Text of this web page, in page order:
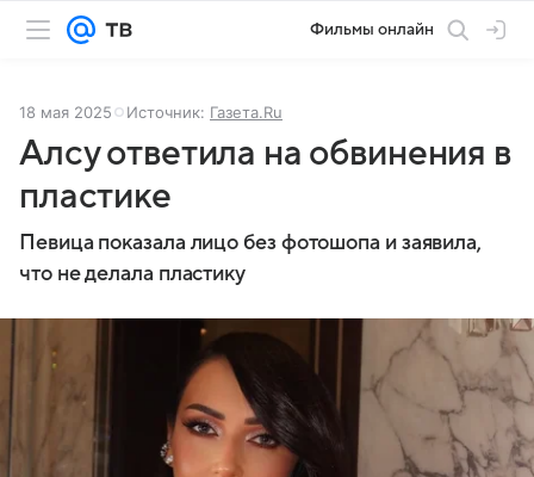
Фильмы онлайн
18 мая 2025 Источник: Газета.Ru
Алсу ответила на обвинения в
пластике
Певица показала лицо без фотошопа и заявила,
что не делала пластику